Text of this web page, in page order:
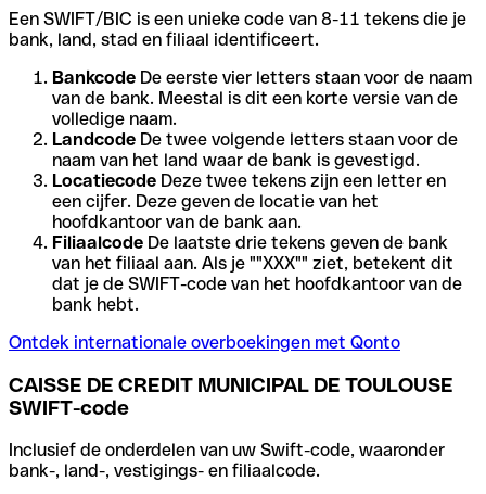
Een SWIFT/BIC is een unieke code van 8-11 tekens die je
bank, land, stad en filiaal identificeert.
Bankcode De eerste vier letters staan voor de naam
van de bank. Meestal is dit een korte versie van de
volledige naam.
Landcode De twee volgende letters staan voor de
naam van het land waar de bank is gevestigd.
Locatiecode Deze twee tekens zijn een letter en
een cijfer. Deze geven de locatie van het
hoofdkantoor van de bank aan.
Filiaalcode De laatste drie tekens geven de bank
van het filiaal aan. Als je ""XXX"" ziet, betekent dit
dat je de SWIFT-code van het hoofdkantoor van de
bank hebt.
Ontdek internationale overboekingen met Qonto
CAISSE DE CREDIT MUNICIPAL DE TOULOUSE
SWIFT-code
Inclusief de onderdelen van uw Swift-code, waaronder
bank-, land-, vestigings- en filiaalcode.